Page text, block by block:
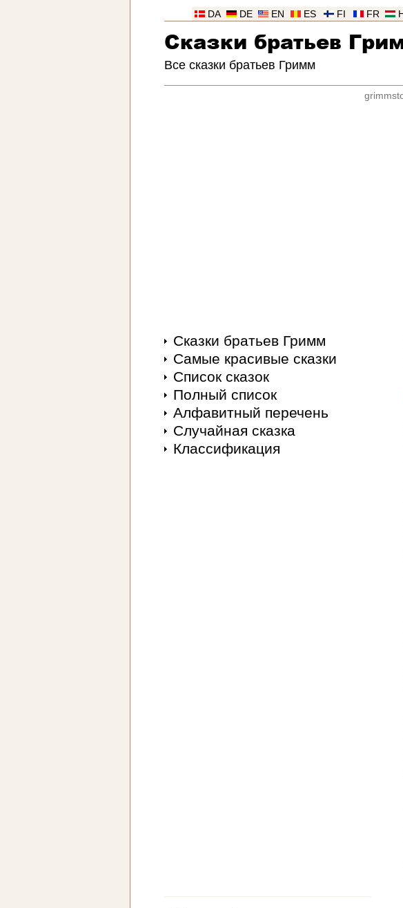
FR
FI
ES
EN
DE
DA
Сказки братьев
Все сказки братьев Гримм
Сказки братьев Гримм
Самые красивые сказки
Список сказок
Полный список
Алфавитный перечень
Случайная сказка
Классификация